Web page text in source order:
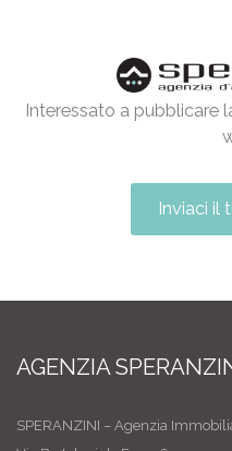
Interessato a pubblicare
Inviaci il
AGENZIA
SPERANZINI – Agenzia